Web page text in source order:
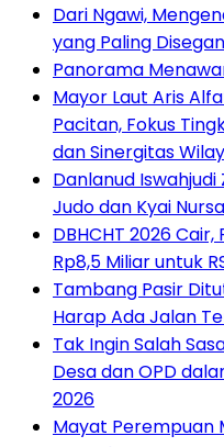
Dari Ngawi,
yang Paling
Panorama
Mayor Laut Aris
Pacitan, Fokus
dan Sinergitas
Danlanud
Judo dan Kyai
DBHCHT 2026
Rp8,5 Miliar untuk
Tambang Pasir
Harap Ada Jalan
Tak Ingin Salah
Desa dan OPD
2026
Mayat Perempuan